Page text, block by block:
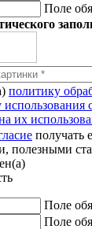
Поле
политику
их
получать
полезными
Поле
Поле